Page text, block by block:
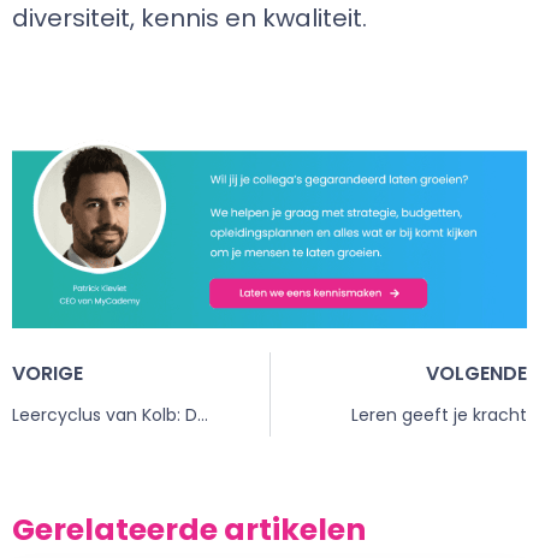
diversiteit, kennis en kwaliteit.
VORIGE
Leercyclus van Kolb: Doeners, Dromers, Denkers en Beslissers.
VOLGENDE
Leren geeft je kracht
Gerelateerde artikelen